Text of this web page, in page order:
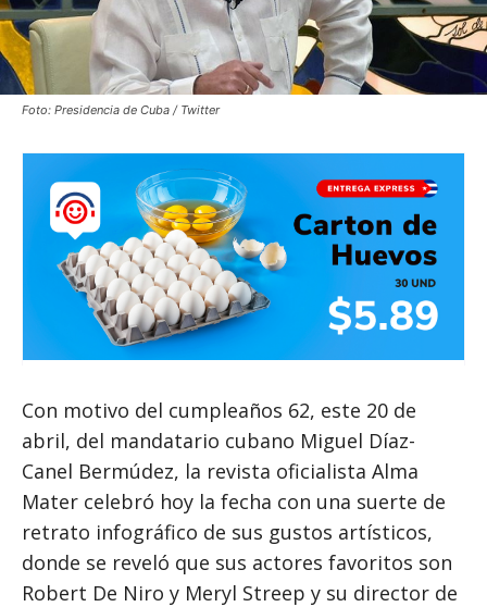
Foto: Presidencia de Cuba / Twitter
Con motivo del cumpleaños 62, este 20 de
abril, del mandatario cubano Miguel Díaz-
Canel Bermúdez, la revista oficialista Alma
Mater celebró hoy la fecha con una suerte de
retrato infográfico de sus gustos artísticos,
donde se reveló que sus actores favoritos son
Robert De Niro y Meryl Streep y su director de